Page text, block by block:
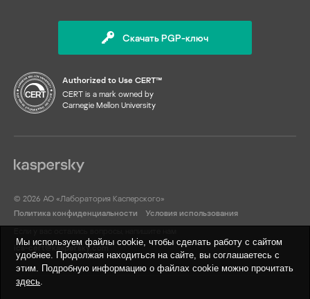
Скачать PGP-ключ
Authorized to Use CERT™
CERT is a mark owned by
Carnegie Mellon University
© 2026 АО «Лаборатория Касперского»
Политика конфиденциальности
Условия использования
ics-cert@kaspersky.com
Мы используем файлы cookie, чтобы сделать работу с сайтом
удобнее. Продолжая находиться на сайте, вы соглашаетесь с
этим. Подробную информацию о файлах cookie можно прочитать
здесь.